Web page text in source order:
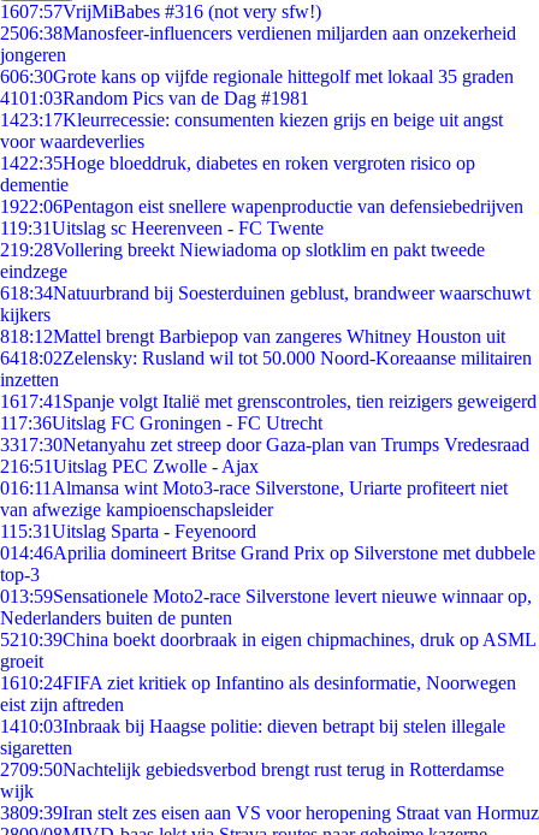
1607:57VrijMiBabes #316 (not very sfw!)
2506:38Manosfeer-influencers verdienen miljarden aan onzekerheid
jongeren
606:30Grote kans op vijfde regionale hittegolf met lokaal 35 graden
4101:03Random Pics van de Dag #1981
1423:17Kleurrecessie: consumenten kiezen grijs en beige uit angst
voor waardeverlies
1422:35Hoge bloeddruk, diabetes en roken vergroten risico op
dementie
1922:06Pentagon eist snellere wapenproductie van defensiebedrijven
119:31Uitslag sc Heerenveen - FC Twente
219:28Vollering breekt Niewiadoma op slotklim en pakt tweede
eindzege
618:34Natuurbrand bij Soesterduinen geblust, brandweer waarschuwt
kijkers
818:12Mattel brengt Barbiepop van zangeres Whitney Houston uit
6418:02Zelensky: Rusland wil tot 50.000 Noord-Koreaanse militairen
inzetten
1617:41 Spanje volgt Italië met grenscontroles, tien reizigers geweigerd
117:36Uitslag FC Groningen - FC Utrecht
3317:30Netanyahu zet streep door Gaza-plan van Trumps Vredesraad
216:51Uitslag PEC Zwolle - Ajax
016:11 Almansa wint Moto3-race Silverstone, Uriarte profiteert niet
van afwezige kampioenschapsleider
115:31Uitslag Sparta - Feyenoord
014:46Aprilia domineert Britse Grand Prix op Silverstone met dubbele
top-3
013:59Sensationele Moto2-race Silverstone levert nieuwe winnaar op,
Nederlanders buiten de punten
5210:39China boekt doorbraak in eigen chipmachines, druk op ASML
groeit
1610:24FIFA ziet kritiek op Infantino als desinformatie, Noorwegen
eist zijn aftreden
1410:03Inbraak bij Haagse politie: dieven betrapt bij stelen illegale
sigaretten
2709:50Nachtelijk gebiedsverbod brengt rust terug in Rotterdamse
wijk
3809:39Iran stelt zes eisen aan VS voor heropening Straat van Hormuz